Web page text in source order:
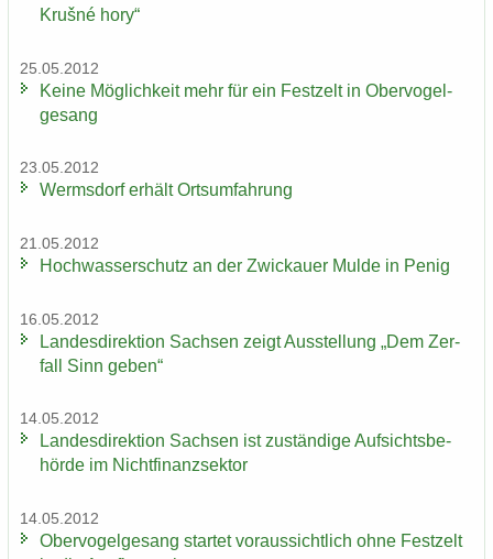
Krušné hory“
25.05.2012
Keine Mög­lich­keit mehr für ein Fest­zelt in Ober­vo­gel­
ge­sang
23.05.2012
Werms­dorf er­hält Orts­um­fah­rung
21.05.2012
Hoch­was­ser­schutz an der Zwi­ckau­er Mulde in Penig
16.05.2012
Lan­des­di­rek­ti­on Sach­sen zeigt Aus­stel­lung „Dem Zer­
fall Sinn geben“
14.05.2012
Lan­des­di­rek­ti­on Sach­sen ist zu­stän­di­ge Auf­sichts­be­
hör­de im Nicht­fi­nanz­sek­tor
14.05.2012
Ober­vo­gel­ge­sang star­tet vor­aus­sicht­lich ohne Fest­zelt